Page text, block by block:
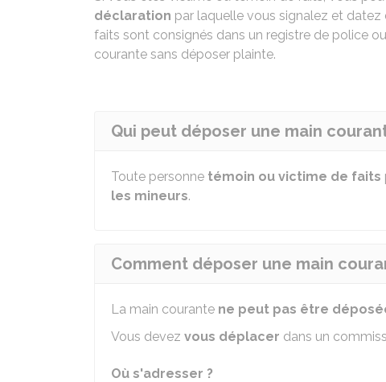
déclaration par laquelle vous signalez et
faits sont consignés dans un registre de police
courante sans déposer plainte.
Qui peut déposer une main
Toute personne témoin ou victime de faits
les mineurs.
Comment déposer une main
La main courante ne peut pas être
Vous devez vous déplacer dans un
Où s'adresser ?